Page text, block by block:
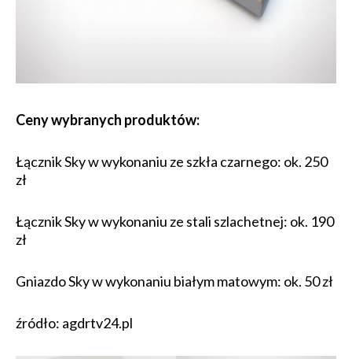
Ceny wybranych produktów:
Łącznik Sky w wykonaniu ze szkła czarnego: ok. 250
zł
Łącznik Sky w wykonaniu ze stali szlachetnej: ok. 190
zł
Gniazdo Sky w wykonaniu białym matowym: ok. 50 zł
źródło: agdrtv24.pl